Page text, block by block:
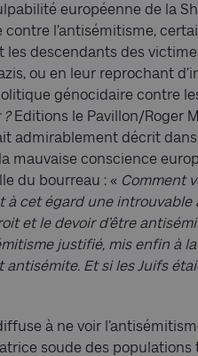
européenne de la
l’antisémitisme,
les descendants des
ou en leur reprochant
génocidaire contre
?Editions le Pavillon/Roger
admirablement décrit
mauvaise conscience
du bourreau : « Comment
à cet égard une
et le devoir d’être
justifié, mis enfin à
antisémite. Et si les Juifs
à ne voir
soude des